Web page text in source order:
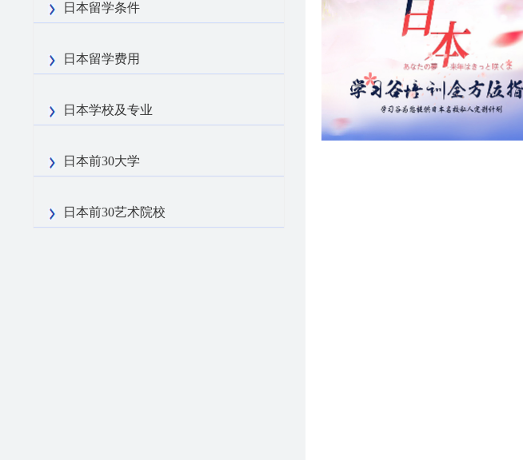
日本留学条件
日本留学费用
日本学校及专业
日本前30大学
日本前30艺术院校